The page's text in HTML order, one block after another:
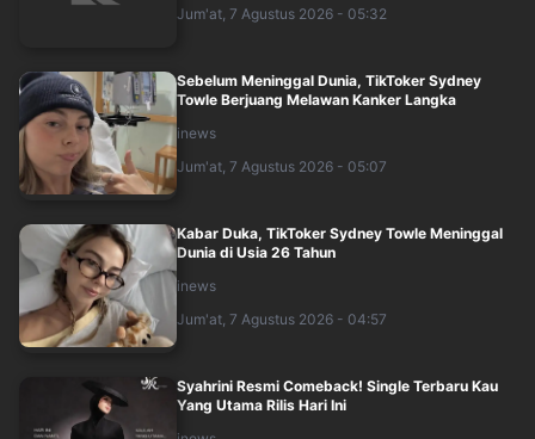
Jum'at, 7 Agustus 2026 - 05:32
Sebelum Meninggal Dunia, TikToker Sydney
Towle Berjuang Melawan Kanker Langka
inews
Jum'at, 7 Agustus 2026 - 05:07
Kabar Duka, TikToker Sydney Towle Meninggal
Dunia di Usia 26 Tahun
inews
Jum'at, 7 Agustus 2026 - 04:57
Syahrini Resmi Comeback! Single Terbaru Kau
Yang Utama Rilis Hari Ini